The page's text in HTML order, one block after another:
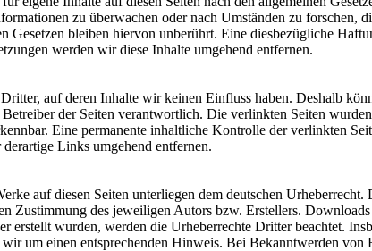
zu überwachen oder nach Umständen zu
Gesetzen bleiben hiervon unberührt. Eine diesbezügliche
werden wir diese Inhalte umgehend entfernen.
auf deren Inhalte wir keinen Einfluss haben. Deshalb
der Seiten verantwortlich. Die verlinkten Seiten
Eine permanente inhaltliche Kontrolle der verlinkten
Links umgehend entfernen.
auf diesen Seiten unterliegen dem deutschen
Zustimmung des jeweiligen Autors bzw. Erstellers.
erstellt wurden, werden die Urheberrechte Dritter beachtet.
um einen entsprechenden Hinweis. Bei Bekanntwerden